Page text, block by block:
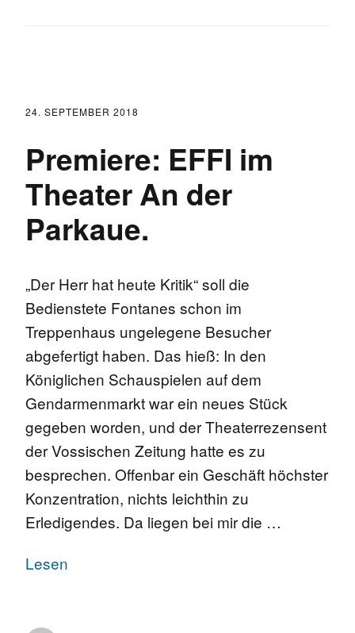
24. SEPTEMBER 2018
Premiere: EFFI im
Theater An der
Parkaue.
„Der Herr hat heute Kritik“ soll die
Bedienstete Fontanes schon im
Treppenhaus ungelegene Besucher
abgefertigt haben. Das hieß: In den
Königlichen Schauspielen auf dem
Gendarmenmarkt war ein neues Stück
gegeben worden, und der Theaterrezensent
der Vossischen Zeitung hatte es zu
besprechen. Offenbar ein Geschäft höchster
Konzentration, nichts leichthin zu
Erledigendes. Da liegen bei mir die …
Lesen